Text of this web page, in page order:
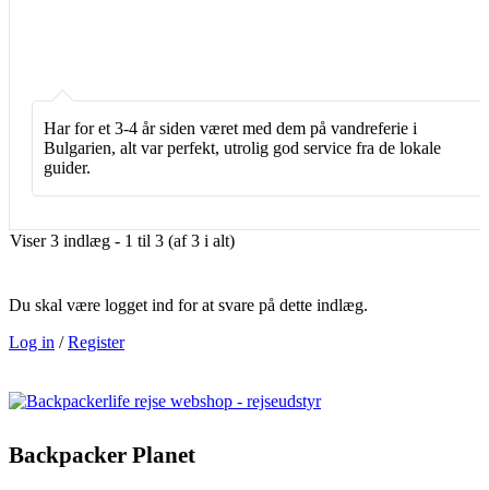
Har for et 3-4 år siden været med dem på vandreferie i
Bulgarien, alt var perfekt, utrolig god service fra de lokale
guider.
Viser 3 indlæg - 1 til 3 (af 3 i alt)
Du skal være logget ind for at svare på dette indlæg.
Log in /Register
Backpacker Planet